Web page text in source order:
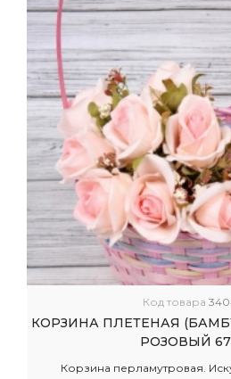
Код товара
КОРЗИНА ПЛЕТЕНАЯ
РОЗОВЫЙ
Корзина перламутровая.